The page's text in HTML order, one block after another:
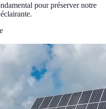
pour préserver notre